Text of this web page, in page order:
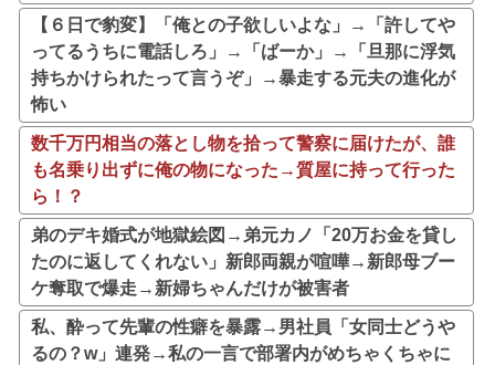
【６日で豹変】「俺との子欲しいよな」→「許してや
ってるうちに電話しろ」→「ばーか」→「旦那に浮気
持ちかけられたって言うぞ」→暴走する元夫の進化が
怖い
数千万円相当の落とし物を拾って警察に届けたが、誰
も名乗り出ずに俺の物になった→質屋に持って行った
ら！？
弟のデキ婚式が地獄絵図→弟元カノ「20万お金を貸し
たのに返してくれない」新郎両親が喧嘩→新郎母ブー
ケ奪取で爆走→新婦ちゃんだけが被害者
私、酔って先輩の性癖を暴露→男社員「女同士どうや
るの？w」連発→私の一言で部署内がめちゃくちゃに